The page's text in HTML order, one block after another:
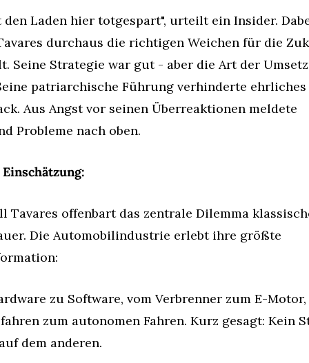
den Laden hier totgespart", urteilt ein Insider.
durchaus die richtigen Weichen für die
Seine Strategie war gut - aber die Art der
patriarchische Führung verhinderte ehrliches
Aus Angst vor seinen Überreaktionen meldete
Probleme nach oben.
Tavares offenbart das zentrale Dilemma
Die Automobilindustrie erlebt ihre größte
zu Software, vom Verbrenner zum E-Motor,
zum autonomen Fahren. Kurz gesagt: Kein
dem anderen.